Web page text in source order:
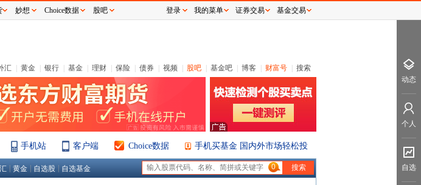
汇 黄金 银行 基金 理财 保险 债券 视频 股吧 基金吧 博客 财富号 搜索
手机站 客户端 Choice数据 手机买基金 国内外市场轻松投
黄金 自选股 自选基金 0
妙想 Choice数据 股吧 登录 我的菜单 证券交易 基金交易
动态
个人
自选